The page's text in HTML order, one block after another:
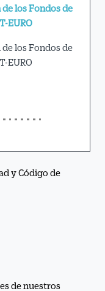
Guía de Servicios
y Código de
de nuestros